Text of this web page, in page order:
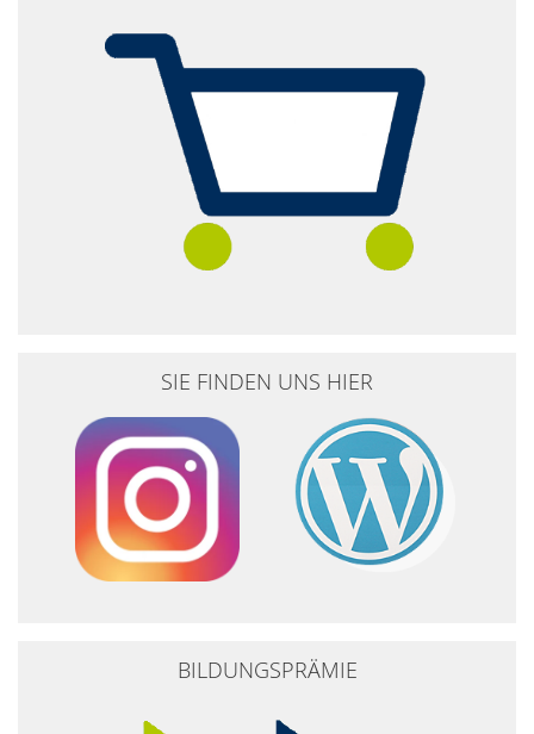
SIE FINDEN UNS HIER
BILDUNGSPRÄMIE